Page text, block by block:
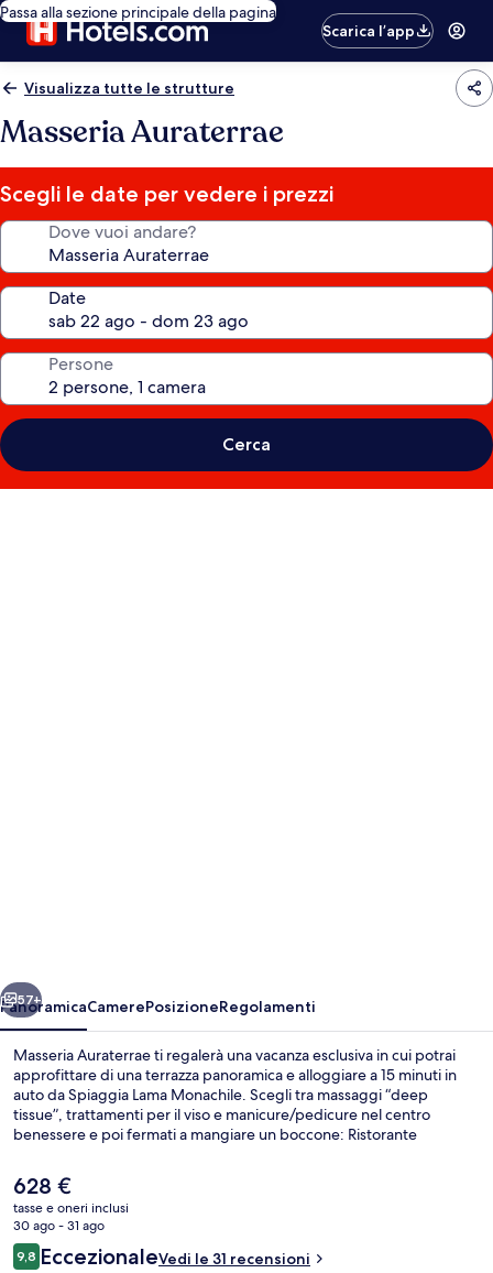
Passa alla sezione principale della pagina
Scarica l’app
Visualizza tutte le strutture
Masseria Auraterrae
Scegli le date per vedere i prezzi
Dove vuoi andare?
Date
Persone
Cerca
Avanti
57+
PanoramicaCamerePosizioneRegolamenti
Masseria Auraterrae ti regalerà una vacanza esclusiva in cui potrai
approfittare di una terrazza panoramica e alloggiare a 15 minuti in
auto da Spiaggia Lama Monachile. Scegli tra massaggi “deep
tissue”, trattamenti per il viso e manicure/pedicure nel centro
benessere e poi fermati a mangiare un boccone: Ristorante
questo hotel di lusso includono una piscina all'aperto, un bar sulla
spiaggia e una palestra aperta giorno e notte.
Il
prezzo
attuale
è
628 €
628 €
tasse e oneri inclusi
30 ago - 31 ago
Recensioni
9,89,8 su 10
EccezionaleVedi le 31 recensioni